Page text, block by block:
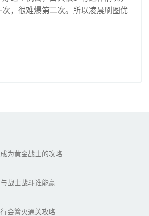
次，很难爆第二次。所以凌晨刷图优
为黄金战士的攻略
战士战斗谁能赢
会篝火通关攻略